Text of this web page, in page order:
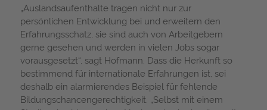
„Auslandsaufenthalte tragen nicht nur zur
persönlichen Entwicklung bei und erweitern den
Erfahrungsschatz, sie sind auch von Arbeitgebern
gerne gesehen und werden in vielen Jobs sogar
vorausgesetzt“, sagt Hofmann. Dass die Herkunft so
bestimmend für internationale Erfahrungen ist, sei
deshalb ein alarmierendes Beispiel für fehlende
Bildungschancengerechtigkeit. „Selbst mit einem